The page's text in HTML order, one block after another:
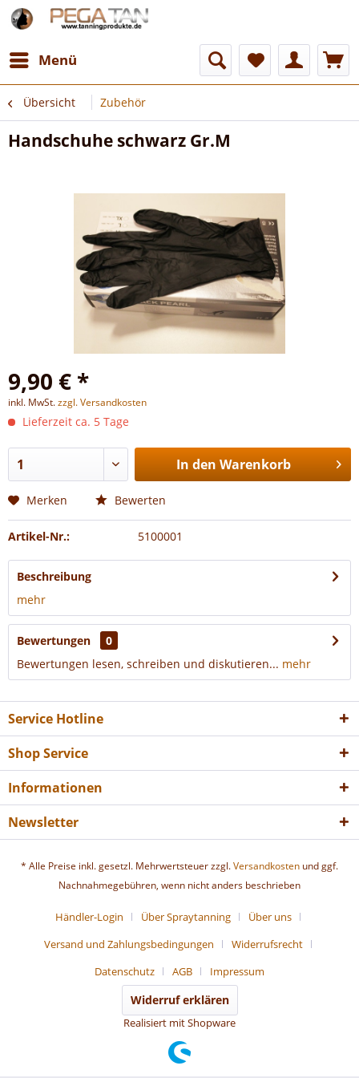
Menü
Übersicht Zubehör
Handschuhe schwarz Gr.M
9,90 € *
inkl. MwSt.zzgl. Versandkosten
Lieferzeit ca. 5 Tage
In den Warenkorb
Merken Bewerten
Artikel-Nr.: 5100001
Beschreibung
mehr
Bewertungen
0
Bewertungen lesen, schreiben und diskutieren... mehr
Service Hotline
Shop Service
Informationen
Newsletter
* Alle Preise inkl. gesetzl. Mehrwertsteuer zzgl.Versandkosten und ggf.
Nachnahmegebühren, wenn nicht anders beschrieben
Händler-Login Über Spraytanning
Über uns
Versand und Zahlungsbedingungen
Widerrufsrecht
Datenschutz
AGB Impressum
Widerruf erklären
Realisiert mit Shopware